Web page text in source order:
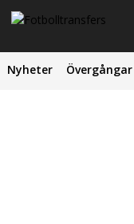
Nyheter Övergångar